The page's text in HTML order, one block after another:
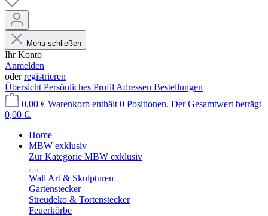
Menü schließen
Ihr Konto
Anmelden
oderregistrieren
Übersicht Persönliches Profil Adressen Bestellungen
0,00 € Warenkorb enthält 0 Positionen. Der Gesamtwert beträgt
0,00 €.
Home
MBW exklusiv
Zur Kategorie MBW exklusiv
Wall Art & Skulpturen
Gartenstecker
Streudeko & Tortenstecker
Feuerkörbe